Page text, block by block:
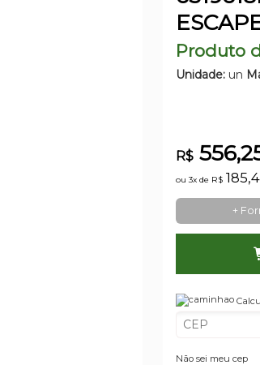
Produto
Unidade: un
R$
ou 3x de R$
+
Não sei meu cep